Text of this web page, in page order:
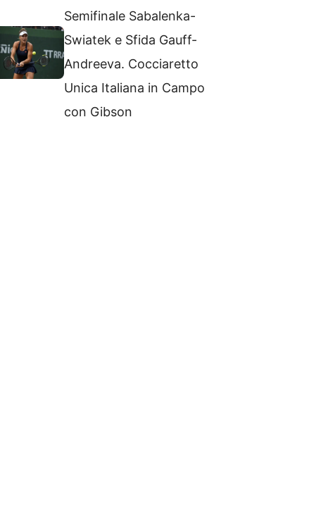
Semifinale Sabalenka-
Swiatek e Sfida Gauff-
Andreeva. Cocciaretto
Unica Italiana in Campo
con Gibson